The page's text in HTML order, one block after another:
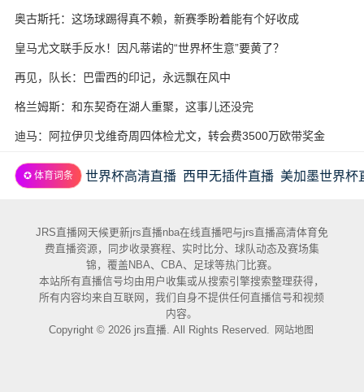
奥古斯托：这场球踢得真不赖，新赛季盼着能有个好收成
皇马尤文联手反水！因凡蒂诺的“世界杯生意”要黄了？
再见，队长：巴雷西的印记，永远飘在风中
格兰姆斯：和东契奇在湖人重聚，这事儿还没完
迪马：阿拉伊贝戈维奇周四体检尤文，转会费3500万欧带奖金
✪ 体育词条 世界杯高清直播 西甲无插件直播 美加墨世界杯
JRS直播网天候更新jrs直播nba在线直播吧与jrs直播高清体育免
费直播资源，同步收录赛程、实时比分、球队动态及赛场集
锦，覆盖NBA、CBA、足球等热门比赛。
本站所有直播信号均由用户收集或从搜索引擎搜索整理获得，
所有内容均来自互联网，我们自身不提供任何直播信号和视频
内容。
Copyright © 2026 jrs直播. All Rights Reserved.
网站地图